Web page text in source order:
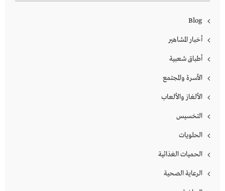
Blog
أخبار المشاهير
أطباق شعبية
الأسرة والمجتمع
الألغاز والألعاب
التخسيس
الحلويات
الحميات الغذائية
الرعاية الصحية